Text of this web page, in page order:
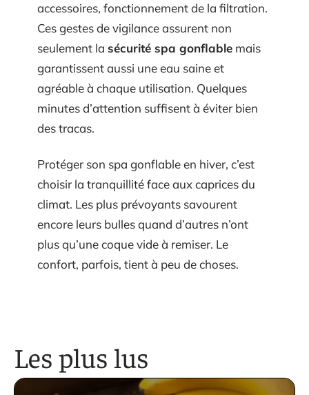
accessoires, fonctionnement de la filtration.
Ces gestes de vigilance assurent non
seulement la sécurité spa gonflable mais
garantissent aussi une eau saine et
agréable à chaque utilisation. Quelques
minutes d’attention suffisent à éviter bien
des tracas.
Protéger son spa gonflable en hiver, c’est
choisir la tranquillité face aux caprices du
climat. Les plus prévoyants savourent
encore leurs bulles quand d’autres n’ont
plus qu’une coque vide à remiser. Le
confort, parfois, tient à peu de choses.
Les plus lus